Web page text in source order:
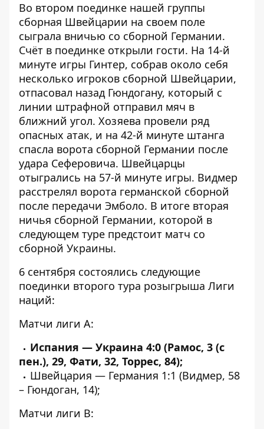
Во втором поединке нашей группы
сборная Швейцарии на своем поле
сыграла вничью со сборной Германии.
Счёт в поединке открыли гости. На 14-й
минуте игры Гинтер, собрав около себя
несколько игроков сборной Швейцарии,
отпасовал назад Гюндогану, который с
линии штрафной отправил мяч в
ближний угол. Хозяева провели ряд
опасных атак, и на 42-й минуте штанга
спасла ворота сборной Германии после
удара Сеферовича. Швейцарцы
отыгрались на 57-й минуте игры. Видмер
расстрелял ворота германской сборной
после передачи Эмболо. В итоге вторая
ничья сборной Германии, которой в
следующем туре предстоит матч со
сборной Украины.
6 сентября состоялись следующие
поединки второго тура розыгрыша Лиги
наций:
Матчи лиги А:
Испания — Украина 4:0 (Рамос, 3 (с
пен.), 29, Фати, 32, Торрес, 84);
Швейцария — Германия 1:1 (Видмер, 58
– Гюндоган, 14);
Матчи лиги В: